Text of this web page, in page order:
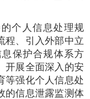
个人信息处理规
程、引入外部中立
保护合规体系方
开展全面深入的安
等强化个人信息处
的信息泄露监测体